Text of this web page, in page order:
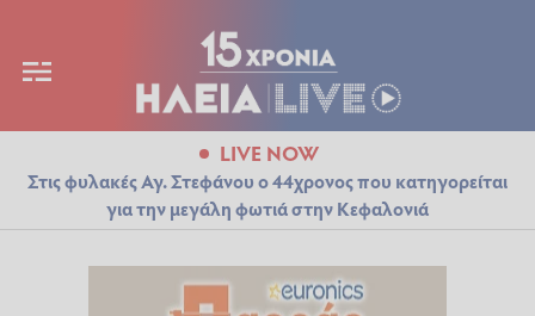
LIVE NOW
Στις φυλακές Αγ. Στεφάνου ο 44χρονος που κατηγορείται
για την μεγάλη φωτιά στην Κεφαλονιά